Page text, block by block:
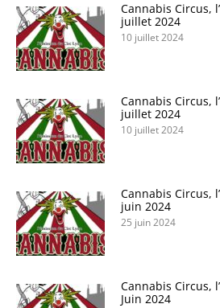
Cannabis Circus,
juillet 2024
10 juillet 2024
Cannabis Circus,
juillet 2024
10 juillet 2024
Cannabis Circus,
juin 2024
25 juin 2024
Cannabis Circus,
Juin 2024